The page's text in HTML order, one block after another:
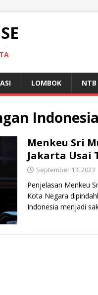
LOMBOK NTB
Indonesia
Menkeu Sri
Jakarta Usai
September 13, 2023
Penjelasan Menkeu
Kota Negara
Indonesia menjadi